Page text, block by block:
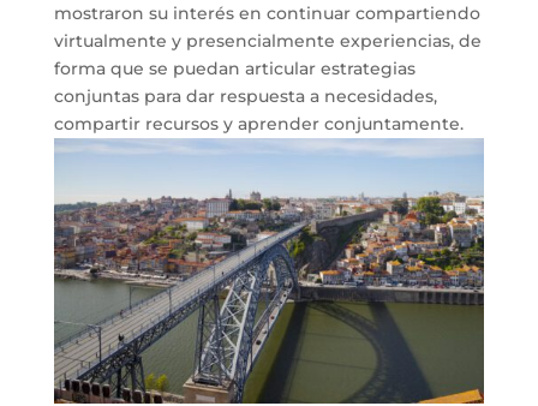
mostraron su interés en continuar compartiendo
virtualmente y presencialmente experiencias, de
forma que se puedan articular estrategias
conjuntas para dar respuesta a necesidades,
compartir recursos y aprender conjuntamente.